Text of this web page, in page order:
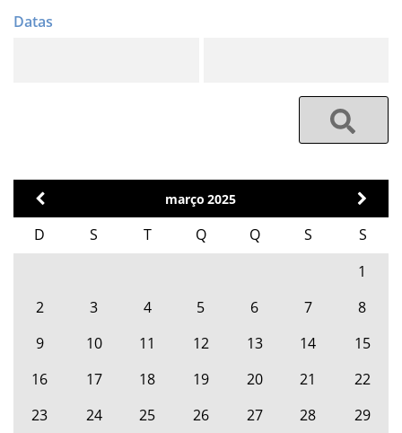
março 2025
D S T Q Q S
S
1
2
3 4 5 6 7
8
9
10 11 12 13 14
15
16
17 18 19 20 21
22
23
24 25 26 27 28
29